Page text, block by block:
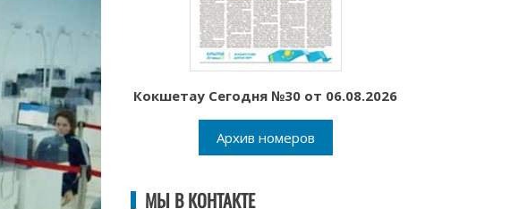
Кокшетау Сегодня №30 от 06.08.2026
Архив номеров
МЫ В КОНТАКТЕ